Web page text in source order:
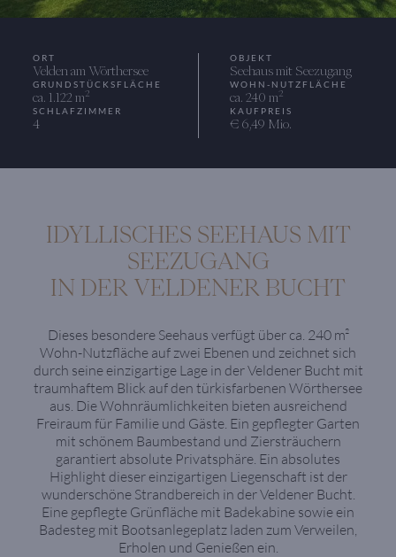
ORT
Velden am Wörthersee
OBJEKT
Seehaus mit Seezugang
GRUNDSTÜCKSFLÄCHE
ca. 1.122 m 2
WOHN-NUTZFLÄCHE
ca. 240 m 2
SCHLAFZIMMER
4
KAUFPREIS
€ 6,49 Mio.
IDYLLISCHES SEEHAUS MIT
SEEZUGANG
IN DER VELDENER BUCHT
Dieses besondere Seehaus verfügt über ca. 240 m²
Wohn-Nutzfläche auf zwei Ebenen und zeichnet sich
durch seine einzigartige Lage in der Veldener Bucht mit
traumhaftem Blick auf den türkisfarbenen Wörthersee
aus. Die Wohnräumlichkeiten bieten ausreichend
Freiraum für Familie und Gäste. Ein gepflegter Garten
mit schönem Baumbestand und Ziersträuchern
garantiert absolute Privatsphäre. Ein absolutes
Highlight dieser einzigartigen Liegenschaft ist der
wunderschöne Strandbereich in der Veldener Bucht.
Eine gepflegte Grünfläche mit Badekabine sowie ein
Badesteg mit Bootsanlegeplatz laden zum Verweilen,
Erholen und Genießen ein.